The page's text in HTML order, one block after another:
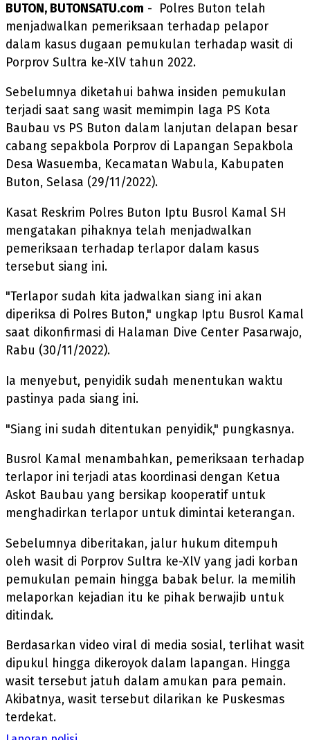
BUTON, BUTONSATU.com - Polres Buton telah
menjadwalkan pemeriksaan terhadap pelapor
dalam kasus dugaan pemukulan terhadap wasit di
Porprov Sultra ke-XlV tahun 2022.
Sebelumnya diketahui bahwa insiden pemukulan
terjadi saat sang wasit memimpin laga PS Kota
Baubau vs PS Buton dalam lanjutan delapan besar
cabang sepakbola Porprov di Lapangan Sepakbola
Desa Wasuemba, Kecamatan Wabula, Kabupaten
Buton, Selasa (29/11/2022).
Kasat Reskrim Polres Buton Iptu Busrol Kamal SH
mengatakan pihaknya telah menjadwalkan
pemeriksaan terhadap terlapor dalam kasus
tersebut siang ini.
"Terlapor sudah kita jadwalkan siang ini akan
diperiksa di Polres Buton," ungkap Iptu Busrol Kamal
saat dikonfirmasi di Halaman Dive Center Pasarwajo,
Rabu (30/11/2022).
Ia menyebut, penyidik sudah menentukan waktu
pastinya pada siang ini.
"Siang ini sudah ditentukan penyidik," pungkasnya.
Busrol Kamal menambahkan, pemeriksaan terhadap
terlapor ini terjadi atas koordinasi dengan Ketua
Askot Baubau yang bersikap kooperatif untuk
menghadirkan terlapor untuk dimintai keterangan.
Sebelumnya diberitakan, jalur hukum ditempuh
oleh wasit di Porprov Sultra ke-XlV yang jadi korban
pemukulan pemain hingga babak belur. Ia memilih
melaporkan kejadian itu ke pihak berwajib untuk
ditindak.
Berdasarkan video viral di media sosial, terlihat wasit
dipukul hingga dikeroyok dalam lapangan. Hingga
wasit tersebut jatuh dalam amukan para pemain.
Akibatnya, wasit tersebut dilarikan ke Puskesmas
terdekat.